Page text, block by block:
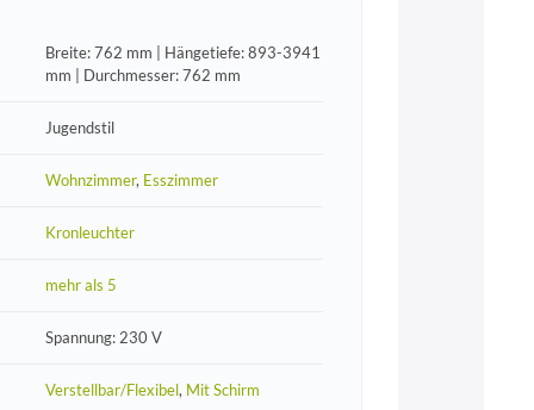
Breite: 762 mm | Hängetiefe: 893-3941
mm | Durchmesser: 762 mm
Jugendstil
Wohnzimmer, Esszimmer
Kronleuchter
mehr als 5
Spannung: 230 V
Verstellbar/Flexibel, Mit Schirm